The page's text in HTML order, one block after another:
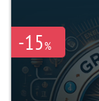
-15%